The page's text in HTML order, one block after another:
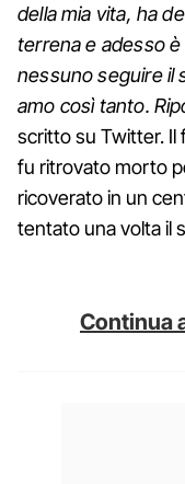
della mia vita, ha
terrena e adesso è
nessuno seguire il
amo così tanto.
scritto su Twitter. Il
fu ritrovato morto
ricoverato in un
tentato una volta il
Continua